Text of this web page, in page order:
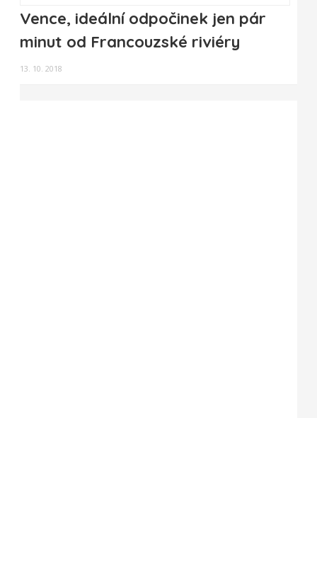
Vence, ideální odpočinek jen pár
minut od Francouzské riviéry
13. 10. 2018